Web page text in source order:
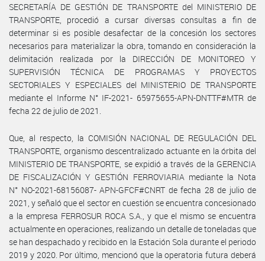
SECRETARÍA DE GESTIÓN DE TRANSPORTE del MINISTERIO DE
TRANSPORTE, procedió a cursar diversas consultas a fin de
determinar si es posible desafectar de la concesión los sectores
necesarios para materializar la obra, tomando en consideración la
delimitación realizada por la DIRECCIÓN DE MONITOREO Y
SUPERVISIÓN TÉCNICA DE PROGRAMAS Y PROYECTOS
SECTORIALES Y ESPECIALES del MINISTERIO DE TRANSPORTE
mediante el Informe N° IF-2021- 65975655-APN-DNTTF#MTR de
fecha 22 de julio de 2021.
Que, al respecto, la COMISIÓN NACIONAL DE REGULACIÓN DEL
TRANSPORTE, organismo descentralizado actuante en la órbita del
MINISTERIO DE TRANSPORTE, se expidió a través de la GERENCIA
DE FISCALIZACIÓN Y GESTIÓN FERROVIARIA mediante la Nota
N° NO-2021-68156087- APN-GFCF#CNRT de fecha 28 de julio de
2021, y señaló que el sector en cuestión se encuentra concesionado
a la empresa FERROSUR ROCA S.A., y que el mismo se encuentra
actualmente en operaciones, realizando un detalle de toneladas que
se han despachado y recibido en la Estación Sola durante el periodo
2019 y 2020. Por último, mencionó que la operatoria futura deberá